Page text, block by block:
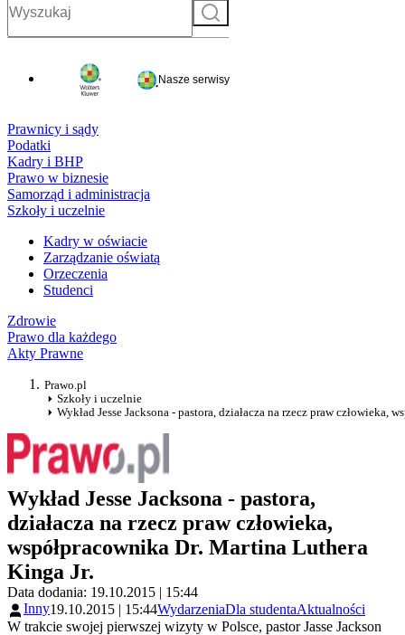
Szukaj
Nasze serwisy
Prawnicy i sądy
Podatki
Kadry i BHP
Prawo w biznesie
Samorząd i administracja
Szkoły i uczelnie
Kadry w oświacie
Zarządzanie oświatą
Orzeczenia
Studenci
Zdrowie
Prawo dla każdego
Akty Prawne
Prawo.pl
Szkoły i uczelnie
Wykład Jesse Jacksona - pastora, działacza na rzecz praw człowieka,
Wykład Jesse Jacksona - pastora,
działacza na rzecz praw człowieka,
współpracownika Dr. Martina Luthera
Kinga Jr.
Data dodania: 19.10.2015 | 15:44
Inny19.10.2015 | 15:44WydarzeniaDla studentaAktualności
W trakcie swojej pierwszej wizyty w Polsce, pastor Jasse Jackson